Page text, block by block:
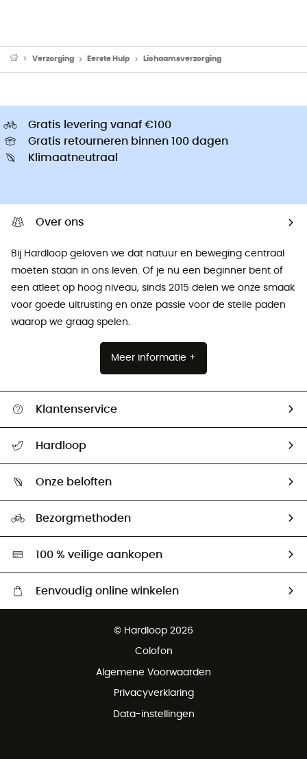
Verzorging Eerste Hulp Lichaamsverzorging
Gratis levering vanaf €100
Gratis retourneren binnen 100 dagen
Klimaatneutraal
Over ons
Bij Hardloop geloven we dat natuur en beweging centraal
moeten staan ​​in ons leven. Of je nu een beginner bent of
een atleet op hoog niveau, sinds 2015 delen we onze smaak
voor goede uitrusting en onze passie voor de steile paden
waarop we graag spelen.
Meer informatie +
Klantenservice
Mijn zending volgen
Retourzendingen & Terugbetalingen
Hardloop
Ambassadeurs
Onze beloften
Hardgreen
Bezorgmethoden
100 % veilige aankopen
Eenvoudig online winkelen
Gratis retourneren binnen 100 dagen
© Hardloop 2026
Colofon
Algemene Voorwaarden
Privacyverklaring
Data-instellingen